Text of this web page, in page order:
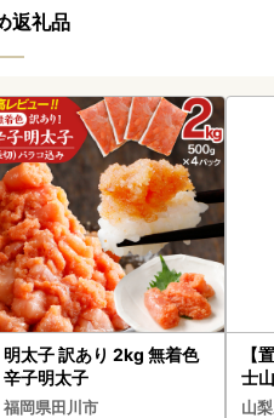
返礼品
明太子 訳あり 2kg 無着色
辛子明太子
福岡県田川市
【
士
山